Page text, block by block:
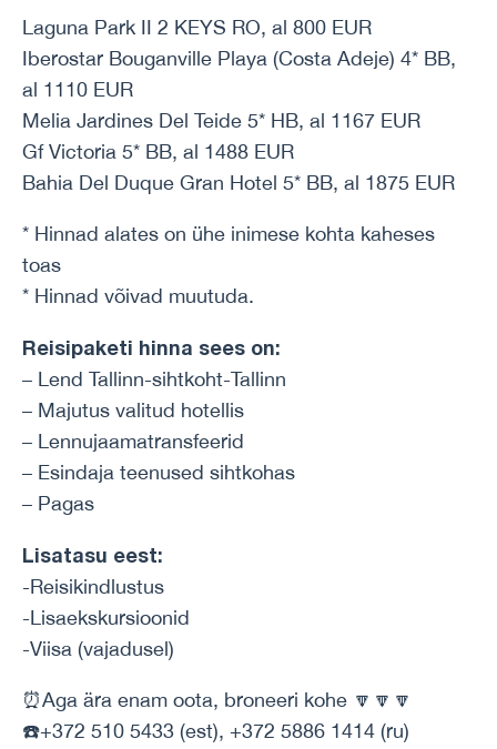
Laguna Park II 2 KEYS RO, al 800 EUR
Iberostar Bouganville Playa (Costa Adeje) 4* BB,
al 1110 EUR
Melia Jardines Del Teide 5* HB, al 1167 EUR
Gf Victoria 5* BB, al 1488 EUR
Bahia Del Duque Gran Hotel 5* BB, al 1875 EUR
* Hinnad alates on ühe inimese kohta kaheses
toas
* Hinnad võivad muutuda.
Reisipaketi hinna sees on:
– Lend Tallinn-sihtkoht-Tallinn
– Majutus valitud hotellis
– Lennujaamatransfeerid
– Esindaja teenused sihtkohas
– Pagas
Lisatasu eest:
-Reisikindlustus
-Lisaekskursioonid
-Viisa (vajadusel)
⏰Aga ära enam oota, broneeri kohe 🔽🔽🔽
☎️+372 510 5433 (est), +372 5886 1414 (ru)